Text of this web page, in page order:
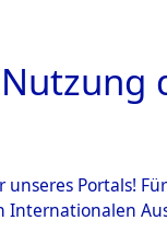
Portals!
Internationalen